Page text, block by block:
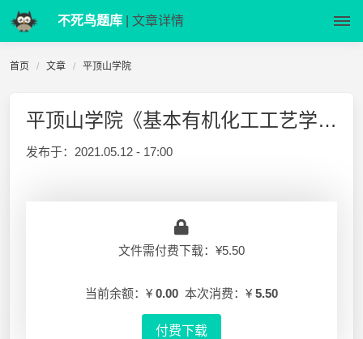
不死鸟题库 | 文章详情
首页 文章 平顶山学院
平顶山学院《基本有机化工工艺学》试卷
发布于： 2021.05.12 - 17:00
文件需付费下载：¥5.50
当前余额：¥ 0.00 本次消费：¥ 5.50
付费下载